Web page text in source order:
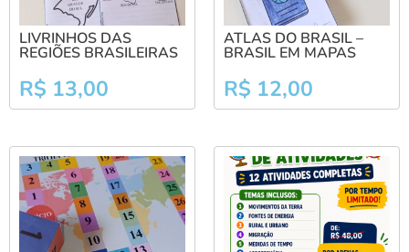
LIVRINHOS DAS
REGIÕES BRASILEIRAS
R$ 13,00
ATLAS DO BRASIL –
BRASIL EM MAPAS
R$ 12,00